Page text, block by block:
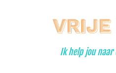
Ik help jou naar